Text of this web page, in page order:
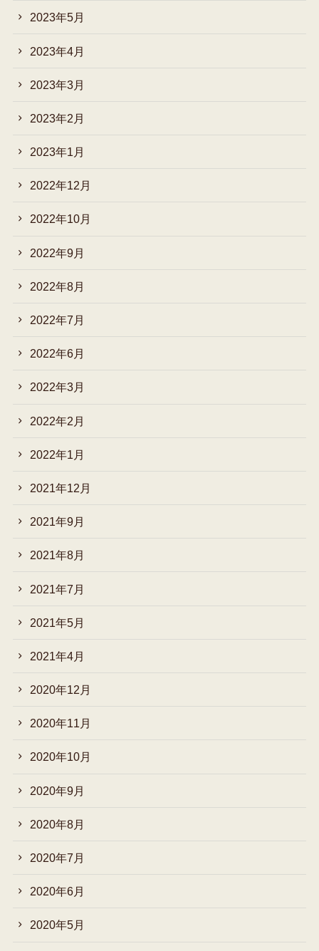
2023年5月
2023年4月
2023年3月
2023年2月
2023年1月
2022年12月
2022年10月
2022年9月
2022年8月
2022年7月
2022年6月
2022年3月
2022年2月
2022年1月
2021年12月
2021年9月
2021年8月
2021年7月
2021年5月
2021年4月
2020年12月
2020年11月
2020年10月
2020年9月
2020年8月
2020年7月
2020年6月
2020年5月